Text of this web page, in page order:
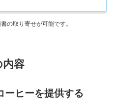
の取り寄せが可能です。
容
ーヒーを提供する